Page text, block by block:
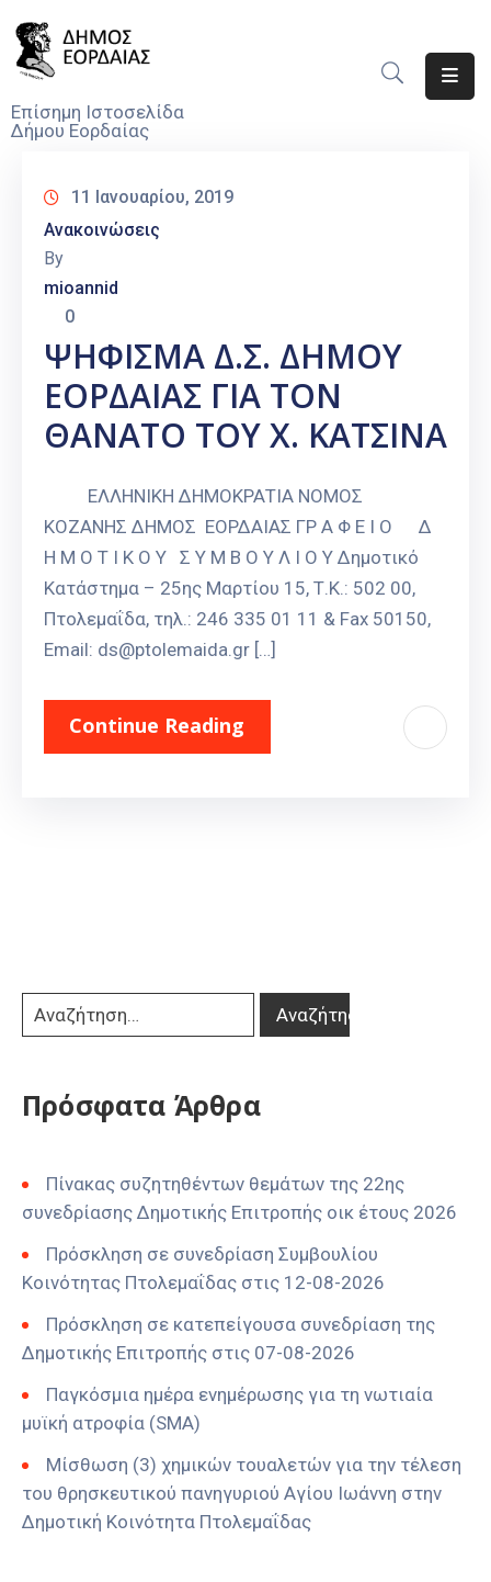
Επίσημη Ιστοσελίδα
Δήμου Εορδαίας
Νέα
Υπηρεσίες
Του
Δήμου
Προσκλήσεις
Αποφάσεις
Καιρός
11 Ιανουαρίου, 2019
Ανακοινώσεις
By
mioannid
0
ΨΗΦΙΣΜΑ Δ.Σ. ΔΗΜΟΥ
ΕΟΡΔΑΙΑΣ ΓΙΑ ΤΟΝ
ΘΑΝΑΤΟ ΤΟΥ Χ. ΚΑΤΣΙΝΑ
ΕΛΛΗΝΙΚΗ ΔΗΜΟΚΡΑΤΙΑ ΝΟΜΟΣ
ΚΟΖΑΝΗΣ ΔΗΜΟΣ ΕΟΡΔΑΙΑΣ ΓΡ Α Φ Ε Ι Ο Δ
Η Μ Ο Τ Ι Κ Ο Υ Σ Υ Μ Β Ο Υ Λ Ι Ο Υ Δημοτικό
Κατάστημα – 25ης Μαρτίου 15, Τ.Κ.: 502 00,
Πτολεμαΐδα, τηλ.: 246 335 01 11 & Fax 50150,
Email: ds@ptolemaida.gr […]
Continue Reading
Πρόσφατα Άρθρα
Πίνακας συζητηθέντων θεμάτων της 22ης
συνεδρίασης Δημοτικής Επιτροπής οικ έτους 2026
Πρόσκληση σε συνεδρίαση Συμβουλίου
Κοινότητας Πτολεμαΐδας στις 12-08-2026
Πρόσκληση σε κατεπείγουσα συνεδρίαση της
Δημοτικής Επιτροπής στις 07-08-2026
Παγκόσμια ημέρα ενημέρωσης για τη νωτιαία
μυϊκή ατροφία (SMA)
Μίσθωση (3) χημικών τουαλετών για την τέλεση
του θρησκευτικού πανηγυριού Αγίου Ιωάννη στην
Δημοτική Κοινότητα Πτολεμαΐδας